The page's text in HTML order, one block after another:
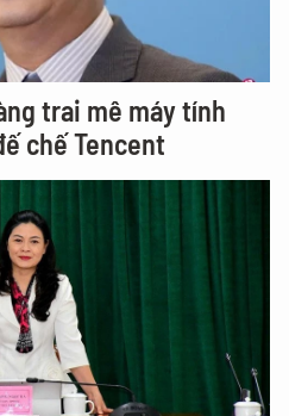
trai mê máy tính
chế Tencent